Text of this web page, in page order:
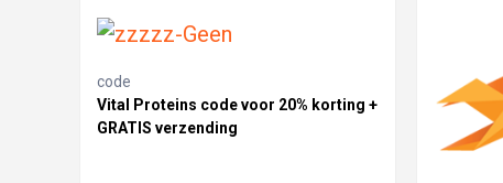
code
Vital Proteins code voor 20% korting +
GRATIS verzending